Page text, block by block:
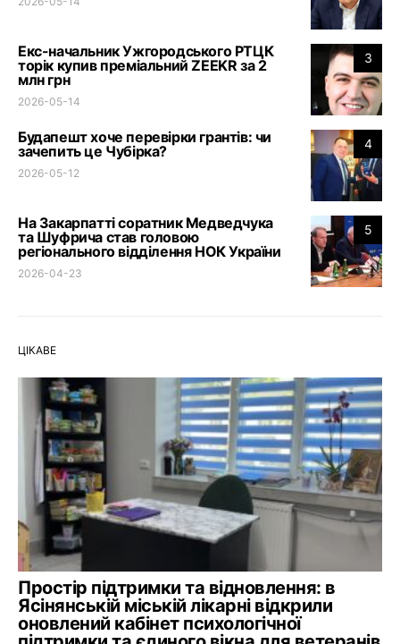
3
Екс-начальник Ужгородського РТЦК
торік купив преміальний ZEEKR за 2
млн грн
2026-05-14
4
Будапешт хоче перевірки грантів: чи
зачепить це Чубірка?
2026-05-12
5
На Закарпатті соратник Медведчука
та Шуфрича став головою
регіонального відділення НОК України
2026-04-23
ЦІКАВЕ
Простір підтримки та відновлення: в
Ясінянській міській лікарні відкрили
оновлений кабінет психологічної